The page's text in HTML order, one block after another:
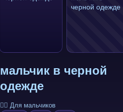
мальчик в черной
одежде
🧍‍♂️ Для мальчиков